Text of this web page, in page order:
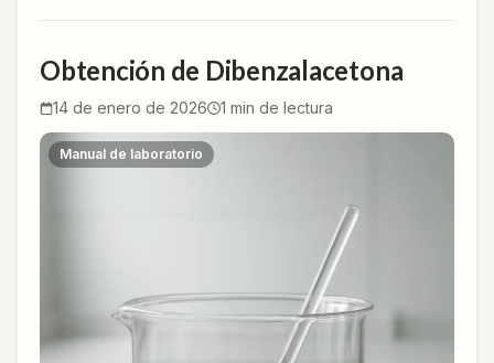
Obtención de Dibenzalacetona
14 de enero de 2026 1 min de lectura
Manual de laboratorio